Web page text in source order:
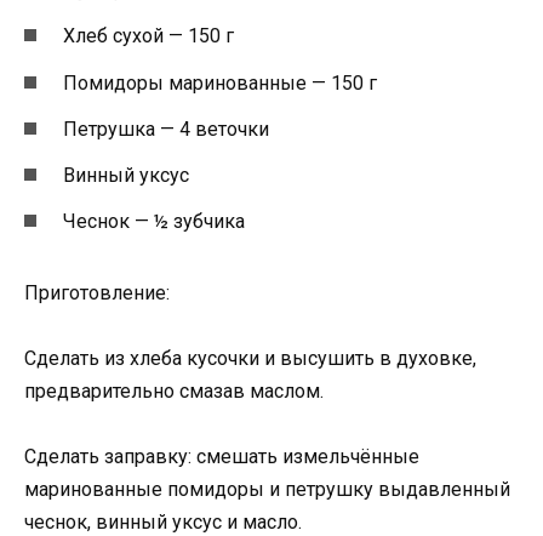
Хлеб сухой — 150 г
Помидоры маринованные — 150 г
Петрушка — 4 веточки
Винный уксус
Чеснок — ½ зубчика
Приготовление:
Сделать из хлеба кусочки и высушить в духовке,
предварительно смазав маслом.
Сделать заправку: смешать измельчённые
маринованные помидоры и петрушку выдавленный
чеснок, винный уксус и масло.